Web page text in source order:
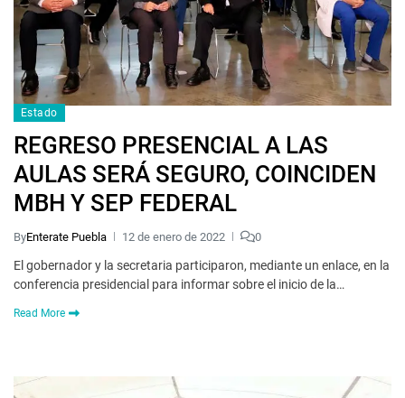
Estado
REGRESO PRESENCIAL A LAS
AULAS SERÁ SEGURO, COINCIDEN
MBH Y SEP FEDERAL
ByEnterate Puebla 12 de enero de 2022 0
El gobernador y la secretaria participaron, mediante un enlace, en la
conferencia presidencial para informar sobre el inicio de la…
Read More